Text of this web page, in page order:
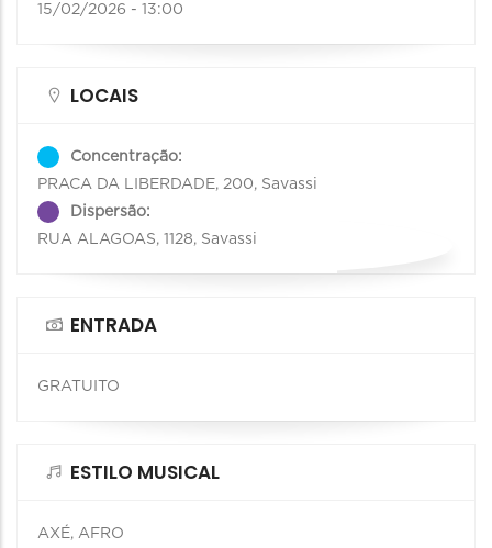
15/02/2026 - 13:00
LOCAIS
Concentração:
PRACA DA LIBERDADE, 200, Savassi
Dispersão:
RUA ALAGOAS, 1128, Savassi
ENTRADA
GRATUITO
ESTILO MUSICAL
AXÉ, AFRO